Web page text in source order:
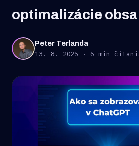
optimalizácie
Peter Terlanda
13. 8. 2025 · 6 min